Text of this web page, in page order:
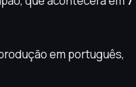
em português,